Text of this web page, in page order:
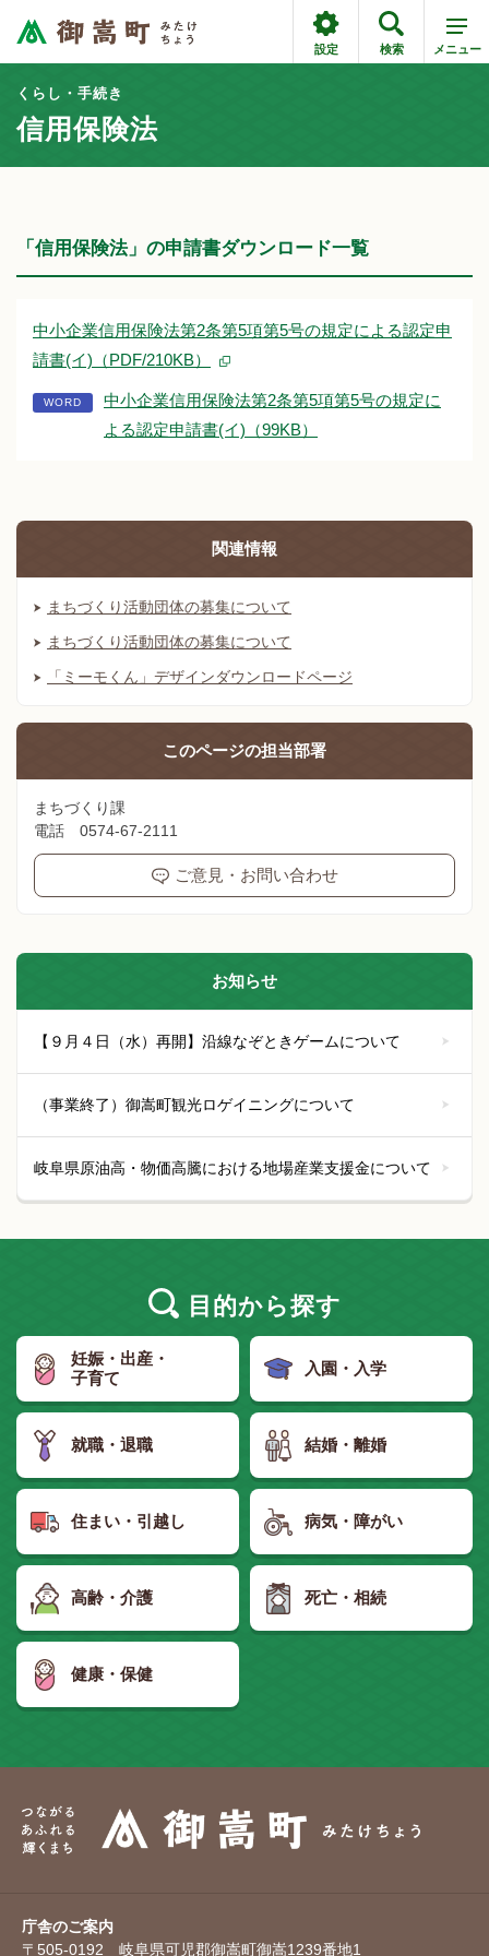
設定 検索 メニュー
くらし・手続き
信用保険法
「信用保険法」の申請書ダウンロード一覧
中小企業信用保険法第2条第5項第5号の規定による認定申
請書(イ)（PDF/210KB）
中小企業信用保険法第2条第5項第5号の規定に
よる認定申請書(イ)（99KB）
関連情報
まちづくり活動団体の募集について
まちづくり活動団体の募集について
「ミーモくん」デザインダウンロードページ
このページの担当部署
まちづくり課
電話 0574-67-2111
ご意見・お問い合わせ
お知らせ
【９月４日（水）再開】沿線なぞときゲームについて
（事業終了）御嵩町観光ロゲイニングについて
岐阜県原油高・物価高騰における地場産業支援金について
目的から探す
妊娠・出産・
子育て
入園・入学
就職・退職 結婚・離婚
住まい・引越し 病気・障がい
高齢・介護 死亡・相続
健康・保健
庁舎のご案内
〒505-0192 岐阜県可児郡御嵩町御嵩1239番地1